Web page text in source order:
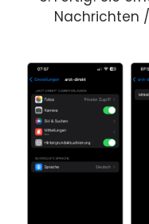
Nachrichten